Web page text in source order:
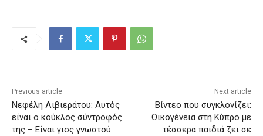
Previous article
Νεφέλη Λιβιεράτου: Αυτός
είναι ο κούκλος σύντροφός
της – Είναι γιος γνωστού
Next article
Βίντεο που συγκλονίζει:
Οικογένεια στη Κύπρο με
τέσσερα παιδιά ζει σε